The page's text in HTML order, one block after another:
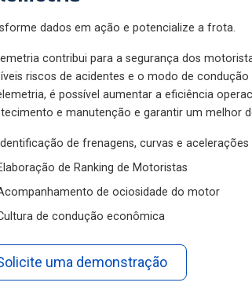
dados em ação e potencialize a frota.
contribui para a segurança dos
riscos de acidentes e o modo de
é possível aumentar a eficiência
e manutenção e garantir um melhor
de frenagens, curvas e acelerações
de Ranking de Motoristas
de ociosidade do motor
de condução econômica
uma demonstração